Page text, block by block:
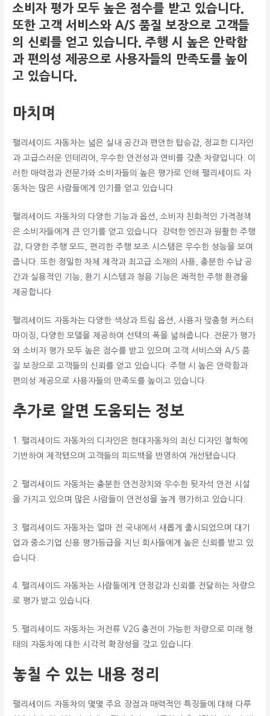
소비자 평가 모두 높은 점수를 받고 있습니다.
또한 고객 서비스와 A/S 품질 보장으로 고객들
의 신뢰를 얻고 있습니다. 주행 시 높은 안락함
과 편의성 제공으로 사용자들의 만족도를 높이
고 있습니다.
마치며
팰리세이드 자동차는 넓은 실내 공간과 편안한 탑승감, 정교한 디자인
과 고급스러운 인테리어, 우수한 안전성과 연비를 갖춘 차량입니다. 이
러한 매력점과 전문가와 소비자들의 높은 평가로 인해 팰리세이드 자
동차는 많은 사람들에게 인기를 얻고 있습니다.
팰리세이드 자동차의 다양한 기능과 옵션, 소비자 친화적인 가격정책
은 소비자들에게 큰 인기를 얻고 있습니다. 강력한 엔진과 원활한 주행
감, 다양한 주행 모드, 편리한 주행 보조 시스템은 우수한 성능을 보여
줍니다. 또한 정밀한 차체 제작과 최고급 소재의 사용, 충분한 수납 공
간과 실용적인 기능, 환기 시스템과 청음 기능은 쾌적한 주행 환경을
제공합니다.
팰리세이드 자동차는 다양한 색상과 트림 옵션, 사용자 맞춤형 커스터
마이징, 다양한 모델을 제공하여 선택의 폭을 넓혀줍니다. 전문가 평가
와 소비자 평가 모두 높은 점수를 받고 있으며 고객 서비스와 A/S 품
질 보장으로 고객들의 신뢰를 얻고 있습니다. 주행 시 높은 안락함과
편의성 제공으로 사용자들의 만족도를 높이고 있습니다.
추가로 알면 도움되는 정보
1. 팰리세이드 자동차의 디자인은 현대자동차의 최신 디자인 철학에
기반하여 제작됐으며 고객들의 피드백을 반영하여 개선됐습니다.
2. 팰리세이드 자동차는 충분한 안전장치와 우수한 뒷자석 안전 시설
을 가지고 있으며 많은 사람들이 안전성을 높게 평가하고 있습니다.
3. 팰리세이드 자동차는 얼마 전 국내에서 새롭게 출시되었으며 대기
업과 중소기업 신용 평가등급을 지닌 회사들에게 높은 신뢰를 받고 있
습니다.
4. 팰리세이드 자동차는 사람들에게 안정감과 신뢰를 전달하는 차량으
로 평가 받고 있습니다.
5. 팰리세이드 자동차는 저전류 V2G 충전이 가능한 차량으로 미래 형
태의 자동차에 대한 시각적 확장성을 갖고 있습니다.
놓칠 수 있는 내용 정리
팰리세이드 자동차의 몇몇 주요 장점과 매력적인 특징들에 대해 다루